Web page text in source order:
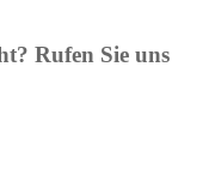
Rufen Sie uns